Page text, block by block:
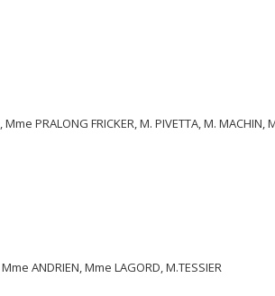
PRALONG FRICKER, M. PIVETTA, M. MACHIN,
ANDRIEN, Mme LAGORD, M.TESSIER